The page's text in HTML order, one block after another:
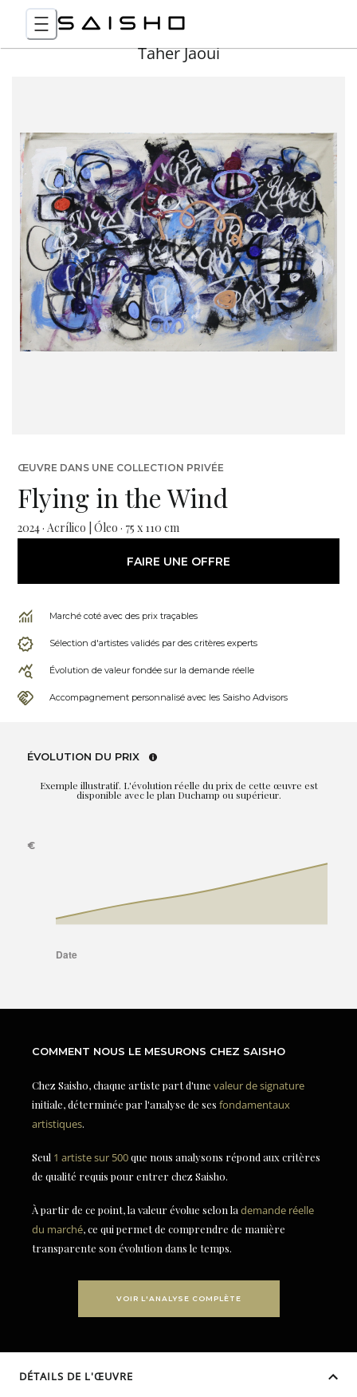
Taher Jaoui
ŒUVRE DANS UNE COLLECTION PRIVÉE
Flying in the Wind
2024 · Acrílico | Óleo · 75 x 110 cm
FAIRE UNE OFFRE
Marché coté avec des prix traçables
Sélection d'artistes validés par des critères experts
Évolution de valeur fondée sur la demande réelle
Accompagnement personnalisé avec les Saisho Advisors
ÉVOLUTION DU PRIX
Exemple illustratif. L'évolution réelle du prix de cette œuvre est
disponible avec le plan Duchamp ou supérieur.
COMMENT NOUS LE MESURONS CHEZ SAISHO
Chez Saisho, chaque artiste part d'une valeur de signature
initiale, déterminée par l'analyse de ses fondamentaux
artistiques.
Seul 1 artiste sur 500que nous analysons répond aux critères
de qualité requis pour entrer chez Saisho.
À partir de ce point, la valeur évolue selon la demande réelle
du marché, ce qui permet de comprendre de manière
transparente son évolution dans le temps.
VOIR L'ANALYSE COMPLÈTE
DÉTAILS DE L'ŒUVRE